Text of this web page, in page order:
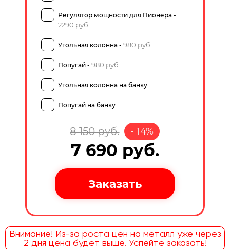
Регулятор мощности для Пионера -
2290 руб.
Угольная колонна - 980 руб.
Попугай - 980 руб.
Угольная колонна на банку
Попугай на банку
8 150руб. -14%
7 690 руб.
Внимание! Из-за роста цен на металл уже через
2 дня цена будет выше. Успейте заказать!